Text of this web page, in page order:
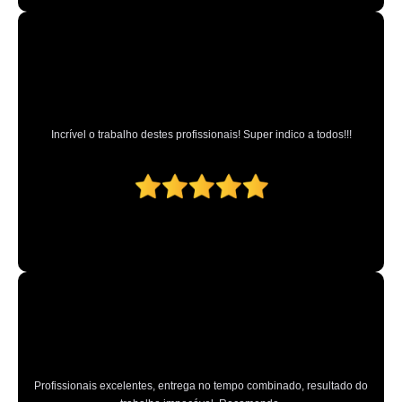
limpeza e hidratações de couro automotivo Diadema
hidratação banco de couro de carros preço Catanduva
serviço de hidratação couro veículos Caieras
valor de higienização e hidratação de bancos de couro Pedreira
hidratação dos bancos de couro Pedreira
Incrível o trabalho destes profissionais! Super indico a todos!!!
Profissionais excelentes, entrega no tempo combinado, resultado do